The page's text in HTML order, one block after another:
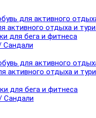
для активного
активного отдыха и
для бега и фитнеса
Сандали
для активного
активного отдыха и
для бега и фитнеса
Сандали